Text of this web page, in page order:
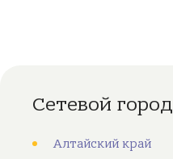
Сетевой город
Алтайский край